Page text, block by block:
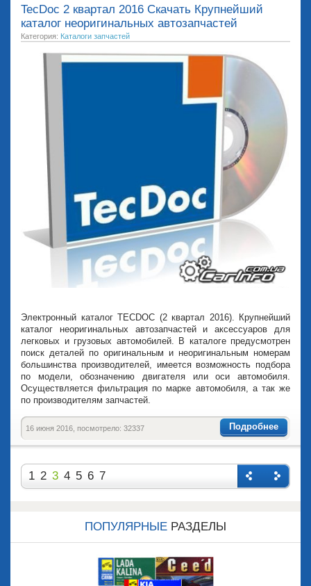
TecDoc 2 квартал 2016 Скачать Крупнейший
каталог неоригинальных автозапчастей
Категория: Каталоги запчастей
Электронный каталог TECDOC (2 квартал 2016). Крупнейший
каталог неоригинальных автозапчастей и аксессуаров для
легковых и грузовых автомобилей. В каталоге предусмотрен
поиск деталей по оригинальным и неоригинальным номерам
большинства производителей, имеется возможность подбора
по модели, обозначению двигателя или оси автомобиля.
Осуществляется фильтрация по марке автомобиля, а так же
по производителям запчастей.
Подробнее
16 июня 2016, посмотрело: 32337
1 2 3 4 5 6 7
ПОПУЛЯРНЫЕ РАЗДЕЛЫ